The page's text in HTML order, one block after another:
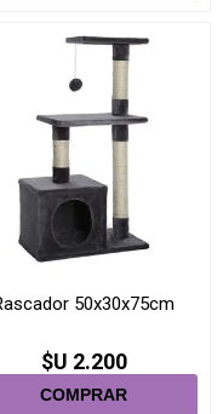
50x30x75cm
$U 2.200